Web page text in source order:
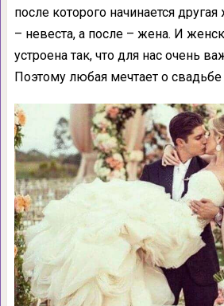
после которого начинается
– невеста, а после – жена. И
устроена так, что для нас очень
Поэтому любая мечтает о свадьбе